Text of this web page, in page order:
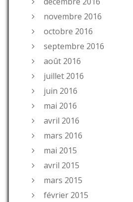
novembre 2016
octobre 2016
septembre 2016
août 2016
juillet 2016
juin 2016
mai 2016
avril 2016
mars 2016
mai 2015
avril 2015
mars 2015
février 2015